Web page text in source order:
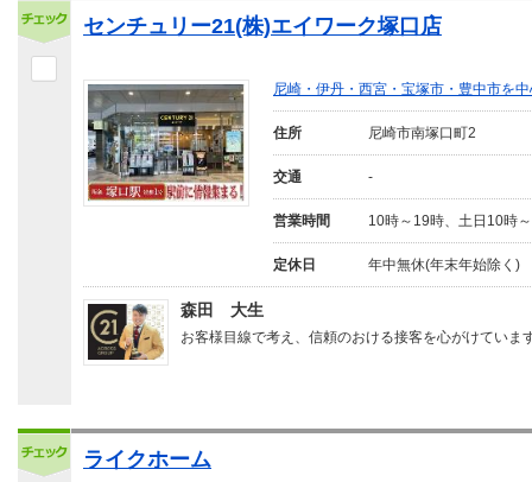
センチュリー21(株)エイワーク塚口店
尼崎・伊丹・西宮・宝塚市・豊中市を
住所 尼崎市南塚口町2
交通 -
営業時間 10時～19時、土日10時
定休日 年中無休(年末年始除く)
森田 大生
お客様目線で考え、信頼のおける接客を心がけていま
ライクホーム